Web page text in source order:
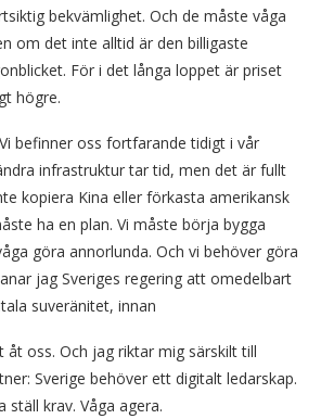
bekvämlighet. Och de måste våga
om det inte alltid är den billigaste
För i det långa loppet är priset
högre.
befinner oss fortfarande tidigt i vår
infrastruktur tar tid, men det är fullt
kopiera Kina eller förkasta amerikansk
ha en plan. Vi måste börja bygga
göra annorlunda. Och vi behöver göra
jag Sveriges regering att omedelbart
suveränitet, innan
åt oss. Och jag riktar mig särskilt till
Sverige behöver ett digitalt ledarskap.
ställ krav. Våga agera.